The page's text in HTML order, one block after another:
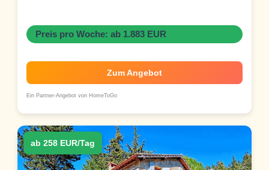
Preis pro Woche: ab 1.883 EUR
Zum Angebot
Ein Partner-Angebot von HomeToGo
ab 258 EUR/Tag